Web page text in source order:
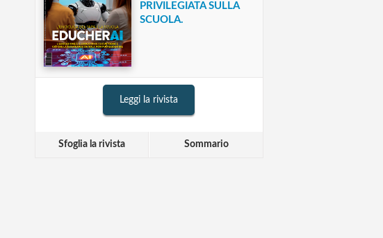
PRIVILEGIATA SULLA
SCUOLA.
Leggi la rivista
Sfoglia la rivista Sommario